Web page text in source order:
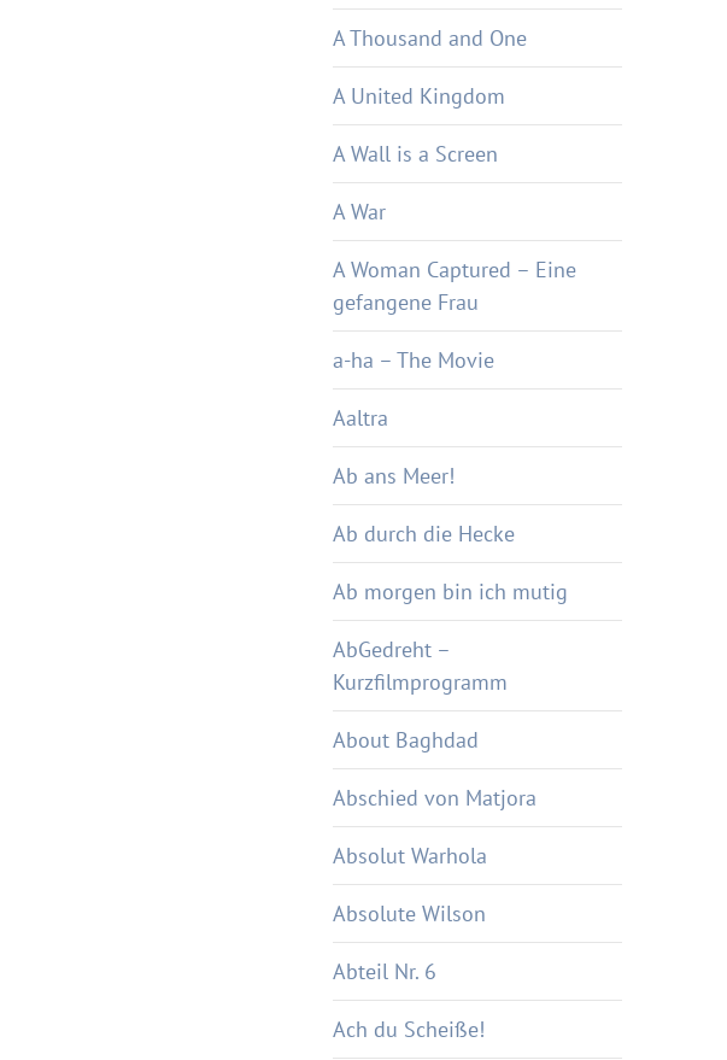
A Thousand and One
A United Kingdom
A Wall is a Screen
A War
A Woman Captured – Eine
gefangene Frau
a-ha – The Movie
Aaltra
Ab ans Meer!
Ab durch die Hecke
Ab morgen bin ich mutig
AbGedreht –
Kurzfilmprogramm
About Baghdad
Abschied von Matjora
Absolut Warhola
Absolute Wilson
Abteil Nr. 6
Ach du Scheiße!